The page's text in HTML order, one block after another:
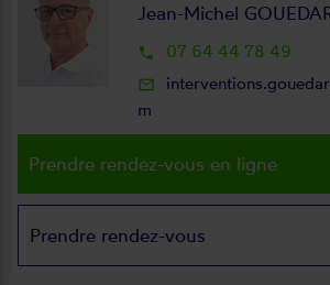
Jean-Michel
local_phone 07 64 44 78 49
mail_outline
m
Prendre rendez-vous en ligne
Prendre rendez-vous